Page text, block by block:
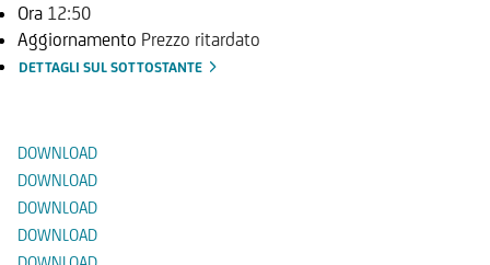
Ora 12:50
Aggiornamento Prezzo ritardato
DETTAGLI SUL SOTTOSTANTE
DOWNLOAD
DOWNLOAD
DOWNLOAD
DOWNLOAD